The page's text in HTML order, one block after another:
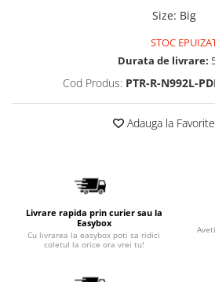
Size: Big
STOC
Durata de livrare:
Cod Produs: PTR-R-N992L-
Adauga la Favorite
Livrare rapida prin curier sau la
Easybox
Cu livrarea la easybox poti sa ridici
coletul la orice ora vrei tu!